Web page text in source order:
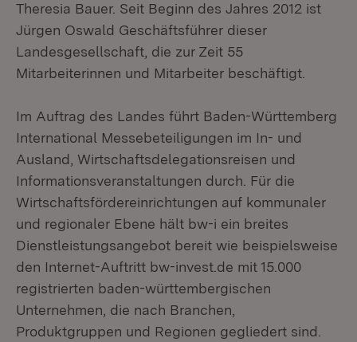
Theresia Bauer. Seit Beginn des Jahres 2012 ist
Jürgen Oswald Geschäftsführer dieser
Landesgesellschaft, die zur Zeit 55
Mitarbeiterinnen und Mitarbeiter beschäftigt.
Im Auftrag des Landes führt Baden-Württemberg
International Messebeteiligungen im In- und
Ausland, Wirtschaftsdelegationsreisen und
Informationsveranstaltungen durch. Für die
Wirtschaftsfördereinrichtungen auf kommunaler
und regionaler Ebene hält bw-i ein breites
Dienstleistungsangebot bereit wie beispielsweise
den Internet-Auftritt bw-invest.de mit 15.000
registrierten baden-württembergischen
Unternehmen, die nach Branchen,
Produktgruppen und Regionen gegliedert sind.